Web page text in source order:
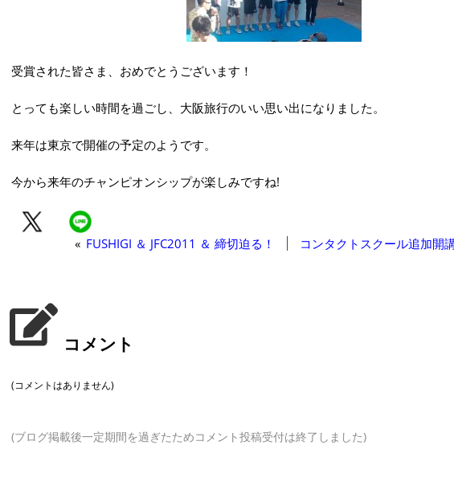
受賞された皆さま、おめでとうございます！
とっても楽しい時間を過ごし、大阪旅行のいい思い出になりました。
来年は東京で開催の予定のようです。
今から来年のチャンピオンシップが楽しみですね!
« FUSHIGI ＆ JFC2011 ＆ 締切迫る！ コンタクトスクール追加開
コメント
(コメントはありません)
(ブログ掲載後一定期間を過ぎたためコメント投稿受付は終了しました)